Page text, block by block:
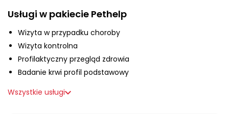
+48 790 277 277
O nas
Usługi w pakiecie Pethelp
Wizyta w przypadku choroby
Wizyta kontrolna
Profilaktyczny przegląd zdrowia
Badanie krwi profil podstawowy
Wszystkie usługi